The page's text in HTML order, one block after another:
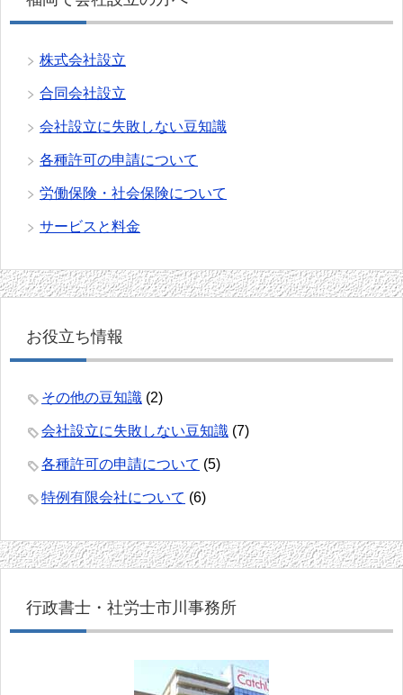
株式会社設立
合同会社設立
会社設立に失敗しない豆知識
各種許可の申請について
労働保険・社会保険について
サービスと料金
お役立ち情報
その他の豆知識 (2)
会社設立に失敗しない豆知識 (7)
各種許可の申請について (5)
特例有限会社について (6)
行政書士・社労士市川事務所